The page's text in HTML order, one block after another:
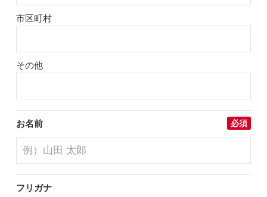
市区町村
その他
お名前 必須
フリガナ